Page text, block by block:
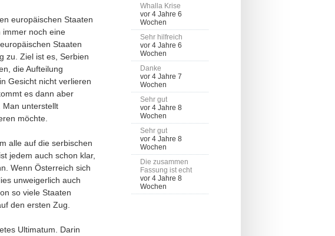
europäischen Staaten
immer noch eine
Staaten
zu. Ziel ist es, Serbien
die Aufteilung
Gesicht nicht verlieren
es dann aber
Man unterstellt
möchte.
alle auf die serbischen
jedem auch schon klar,
Wenn Österreich sich
unweigerlich auch
so viele Staaten
den ersten Zug.
Ultimatum. Darin
Whalla Krise
vor 4 Jahre 6
Wochen
Sehr hilfreich
vor 4 Jahre 6
Wochen
Danke
vor 4 Jahre 7
Wochen
Sehr gut
vor 4 Jahre 8
Wochen
Sehr gut
vor 4 Jahre 8
Wochen
Die zusammen
Fassung ist echt
vor 4 Jahre 8
Wochen